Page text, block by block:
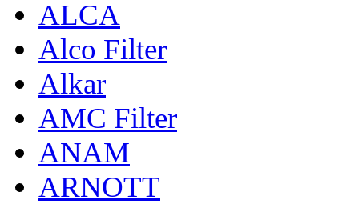
ALCA
Alco Filter
Alkar
AMC Filter
ANAM
ARNOTT